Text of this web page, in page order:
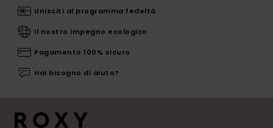
Unisciti al programma fedeltà
Il nostro impegno ecologico
Pagamento 100% sicuro
Hai bisogno di aiuto?